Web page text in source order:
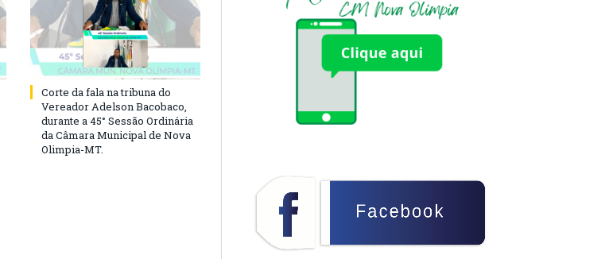
Corte da fala na tribuna do
Vereador Adelson Bacobaco,
durante a 45° Sessão Ordinária
da Câmara Municipal de Nova
Olimpia-MT.